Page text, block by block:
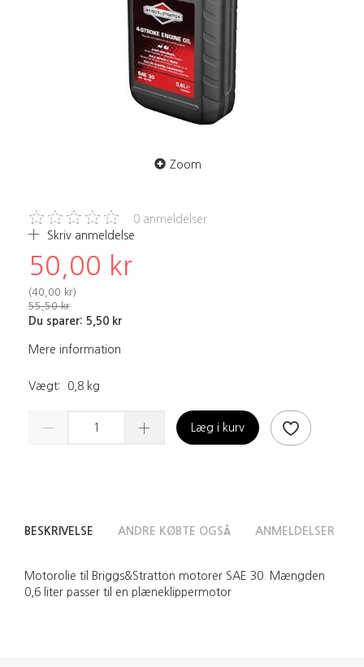
Zoom
0 anmeldelser
Skriv anmeldelse
50,00 kr
(40,00 kr)
55,50 kr
Du sparer: 5,50 kr
Mere information
Vægt: 0,8 kg
Læg i kurv
BESKRIVELSE ANDRE KØBTE OGSÅ ANMELDELSER
Motorolie til Briggs&Stratton motorer SAE 30. Mængden
0,6 liter passer til en plæneklippermotor